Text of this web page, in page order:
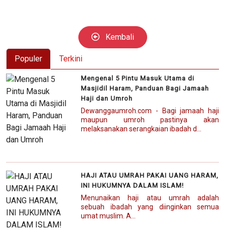
Kembali
Populer Terkini
Mengenal 5 Pintu Masuk Utama di
Masjidil Haram, Panduan Bagi Jamaah
Haji dan Umroh
Dewanggaumroh.com - Bagi jamaah haji
maupun umroh pastinya akan
melaksanakan serangkaian ibadah d...
HAJI ATAU UMRAH PAKAI UANG HARAM,
INI HUKUMNYA DALAM ISLAM!
Menunaikan haji atau umrah adalah
sebuah ibadah yang diinginkan semua
umat muslim. A...